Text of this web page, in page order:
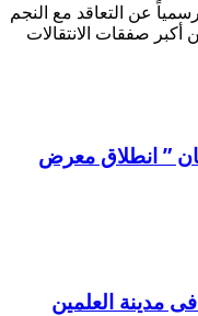
عن التعاقد مع النجم
صفقات الانتقالات
” انطلاق معرض
مدينة العلمين